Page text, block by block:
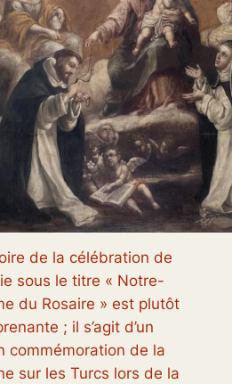
de la célébration de
sous le titre « Notre-
du Rosaire » est plutôt
; il s’agit d’un
commémoration de la
sur les Turcs lors de la